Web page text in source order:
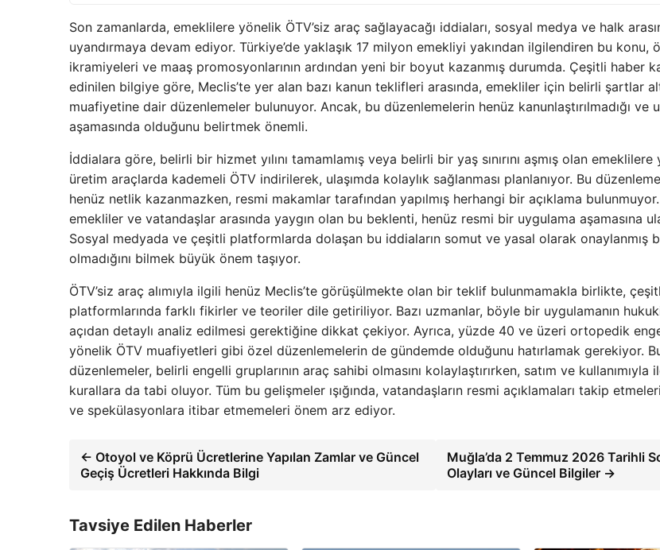
Son zamanlarda, emeklilere yönelik ÖTV’siz araç sağlayacağı iddiaları, sosyal medya ve halk
uyandırmaya devam ediyor. Türkiye’de yaklaşık 17 milyon emekliyi yakından ilgilendiren bu konu,
ikramiyeleri ve maaş promosyonlarının ardından yeni bir boyut kazanmış durumda. Çeşitli haber
edinilen bilgiye göre, Meclis’te yer alan bazı kanun teklifleri arasında, emekliler için belirli şartlar
muafiyetine dair düzenlemeler bulunuyor. Ancak, bu düzenlemelerin henüz kanunlaştırılmadığı ve
aşamasında olduğunu belirtmek önemli.
İddialara göre, belirli bir hizmet yılını tamamlamış veya belirli bir yaş sınırını aşmış olan
üretim araçlarda kademeli ÖTV indirilerek, ulaşımda kolaylık sağlanması planlanıyor. Bu
henüz netlik kazanmazken, resmi makamlar tarafından yapılmış herhangi bir açıklama
emekliler ve vatandaşlar arasında yaygın olan bu beklenti, henüz resmi bir uygulama aşamasına
Sosyal medyada ve çeşitli platformlarda dolaşan bu iddiaların somut ve yasal olarak onaylanmış
olmadığını bilmek büyük önem taşıyor.
ÖTV’siz araç alımıyla ilgili henüz Meclis’te görüşülmekte olan bir teklif bulunmamakla birlikte,
platformlarında farklı fikirler ve teoriler dile getiriliyor. Bazı uzmanlar, böyle bir uygulamanın
açıdan detaylı analiz edilmesi gerektiğine dikkat çekiyor. Ayrıca, yüzde 40 ve üzeri ortopedik
yönelik ÖTV muafiyetleri gibi özel düzenlemelerin de gündemde olduğunu hatırlamak gerekiyor.
düzenlemeler, belirli engelli gruplarının araç sahibi olmasını kolaylaştırırken, satım ve kullanımıyla
kurallara da tabi oluyor. Tüm bu gelişmeler ışığında, vatandaşların resmi açıklamaları takip
ve spekülasyonlara itibar etmemeleri önem arz ediyor.
← Otoyol ve Köprü Ücretlerine Yapılan Zamlar ve Güncel
Geçiş Ücretleri Hakkında Bilgi
Muğla’da 2 Temmuz 2026 Tarihli
Olayları ve Güncel Bilgiler →
Tavsiye Edilen Haberler